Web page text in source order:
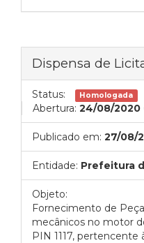
Dispensa de
Status: Homologada
Abertura: 24/08/2020
Publicado em: 27/08/
Entidade: Prefeitura
Objeto:
Fornecimento de
mecânicos no motor
PIN 1117, pertencente